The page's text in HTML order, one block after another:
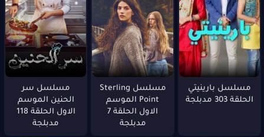
مسلسل بارينيتي
الحلقة 303 مدبلجة
مسلسل Sterling
Point الموسم
الاول الحلقة 7
مدبلجة
مسلسل سر
الحنين الموسم
الاول الحلقة 118
مدبلجة